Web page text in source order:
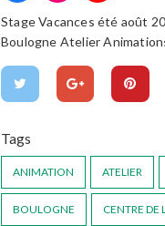
Stage Vacances été août
Boulogne Atelier
Tags
ANIMATION ATELIER
BOULOGNE CENTRE DE